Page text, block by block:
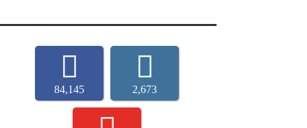
84,145 2,673